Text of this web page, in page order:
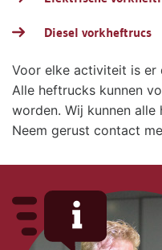
Diesel vorkheftrucs
Voor elke activiteit is er
Alle heftrucks kunnen
worden. Wij kunnen
Neem gerust contact